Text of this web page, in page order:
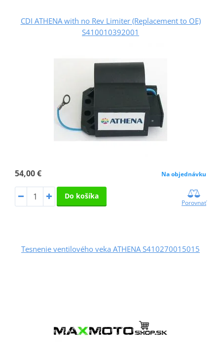
CDI ATHENA with no Rev Limiter (Replacement to OE)
S410010392001
54,00 € Na objednávku
Do košíka
Porovnať
Tesnenie ventilového veka ATHENA S410270015015